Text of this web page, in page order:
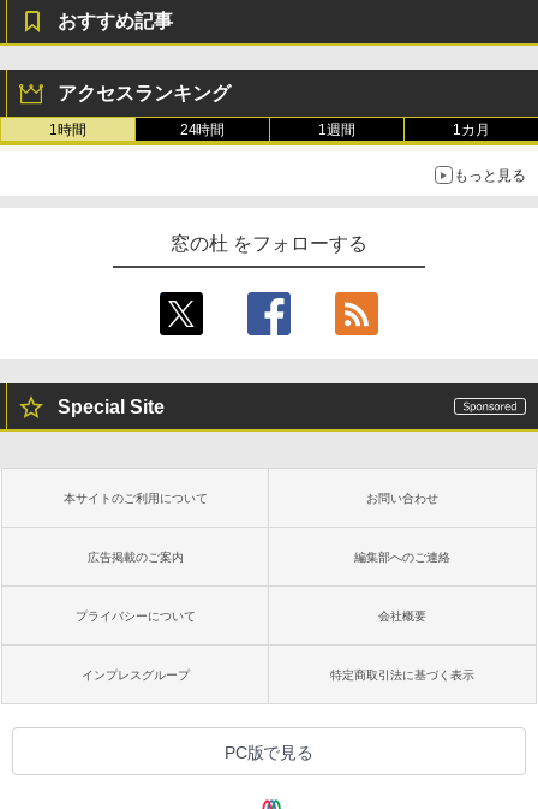
おすすめ記事
アクセスランキング
1時間 24時間 1週間 1カ月
もっと見る
窓の杜 をフォローする
Special Site
本サイトのご利用について お問い合わせ
広告掲載のご案内 編集部へのご連絡
プライバシーについて 会社概要
インプレスグループ 特定商取引法に基づく表示
PC版で見る